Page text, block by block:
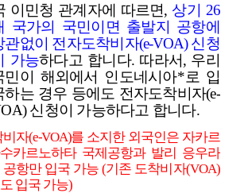
이민청 관계자에 따르면, 상기 26
국가의 국민이면 출발지 공항에
관없이 전자도착비자(e-VOA)신청
가능하다고 합니다. 따라서, 우리
민이 해외에서 인도네시아*로 입
하는 경우 등에도 전자도착비자(e-
신청이 가능하다고 합니다.
비자(e-VOA)를 소지한 외국인은 자카르
카르노하타 국제공항과 발리 응우라
공항만 입국 가능 (기존 도착비자(VOA)
입국 가능)